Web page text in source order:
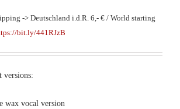
-> Deutschland i.d.R. 6,- € / World starting
bit.ly/441RJzB
versions:
wax vocal version